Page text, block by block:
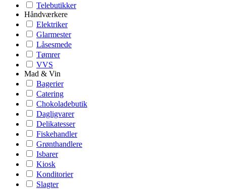
Telebutikker
Håndværkere
Elektriker
Glarmester
Låsesmede
Tømrer
VVS
Mad & Vin
Bagerier
Catering
Chokoladebutik
Dagligvarer
Delikatesser
Fiskehandler
Grønthandlere
Isbarer
Kiosk
Konditorier
Slagter